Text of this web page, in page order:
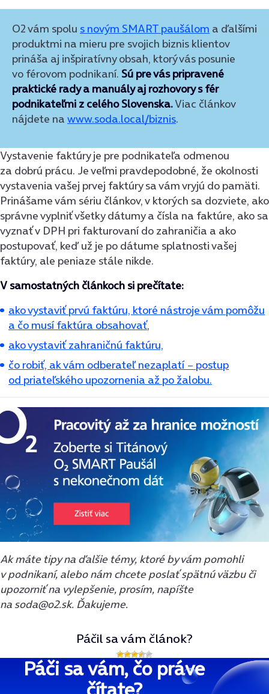
O2 vám spolu s novým SMART paušálom a ďalšími
produktmi na mieru pre svojich biznis klientov
prináša aj inšpiratívny obsah, ktorý vás posunie
vo férovom podnikaní. Sú pre vás pripravené
praktické rady a manuály aj rozhovory s fér
podnikateľmi z celého Slovenska.Viac článkov
nájdete na www.soda.local/biznis.
Vystavenie faktúry je pre podnikateľa odmenou
za dobrú prácu. Je veľmi pravdepodobné, že okolnosti
vystavenia vašej prvej faktúry sa vám vryjú do pamäti.
Prinášame vám sériu článkov, v ktorých sa dozviete, ako
správne vyplniť všetky dátumy a čísla na faktúre, ako sa
vyznať v DPH pri fakturovaní do zahraničia a ako
postupovať, keď už je po dátume splatnosti vašej
faktúry, ale peniaze stále nikde.
V samostatných článkoch si prečítate:
ako vystaviť prvú faktúru, ktoré nástroje vám pomôžu
a čo musí faktúra obsahovať,
ako vystaviť zahraničnú faktúru,
čo robiť, ak vám odberateľ nezaplatí − postup
od priateľského upozornenia až po žalobu.
Ak máte tipy na ďalšie témy, ktoré by vám pomohli
v podnikaní, alebo nám chcete poslať spätnú väzbu či
upozorniť na vylepšenie, prosím, napíšte
na soda@o2.sk. Ďakujeme.
Páčil sa vám článok?
Páči sa vám, čo práve